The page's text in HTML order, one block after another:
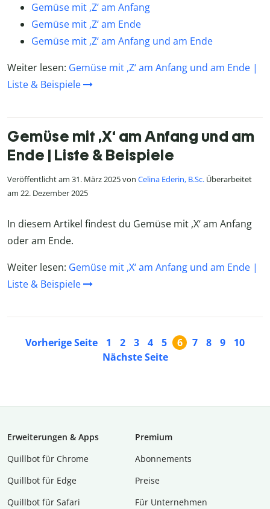
Gemüse mit ,Z‘ am Anfang
Gemüse mit ,Z‘ am Ende
Gemüse mit ,Z‘ am Anfang und am Ende
Weiter lesen: Gemüse mit ,Z‘ am Anfang und am Ende |
Liste & Beispiele
Gemüse mit ,X‘ am Anfang und am
Ende | Liste & Beispiele
Veröffentlicht am 31. März 2025 von Celina Ederin, B.Sc. Überarbeitet
am 22. Dezember 2025
In diesem Artikel findest du Gemüse mit ,X‘ am Anfang
oder am Ende.
Weiter lesen: Gemüse mit ,X‘ am Anfang und am Ende |
Liste & Beispiele
Vorherige Seite 1 2 3 4 5 6 7 8 9
10
Nächste Seite
Erweiterungen & Apps
Quillbot für Chrome
Quillbot für Edge
Quillbot für Safari
Premium
Abon­ne­ments
Preise
Für Unternehmen